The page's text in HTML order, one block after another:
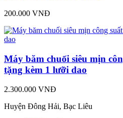
200.000 VNĐ
Máy băm chuối siêu mịn
tặng kèm 1 lưỡi dao
2.300.000 VNĐ
Huyện Đông Hải, Bạc Liêu